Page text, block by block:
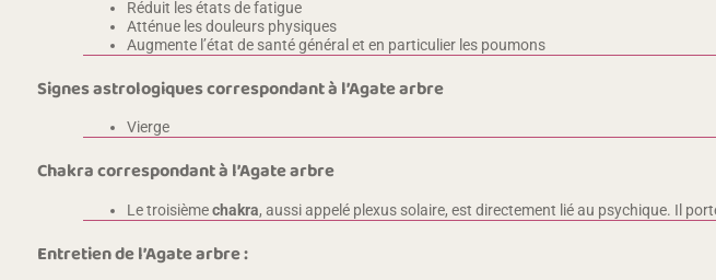
Réduit les états de fatigue
Atténue les douleurs physiques
Augmente l’état de santé général et en particulier les poumons
Signes astrologiques correspondant à l’Agate arbre
Vierge
Chakra correspondant à l’Agate arbre
Le troisièmechakra, aussi appelé plexus solaire, est directement lié au psychique. Il
Entretien de l’Agate arbre :